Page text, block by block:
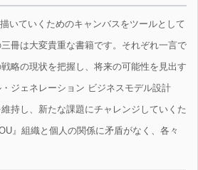
いていくためのキャンバスをツールとして
冊は大変貴重な書籍です。それぞれ一言で
略の現状を把握し、将来の可能性を見出す
ジェネレーション ビジネスモデル設計
持し、新たな課題にチャレンジしていくた
』組織と個人の関係に矛盾がなく、各々